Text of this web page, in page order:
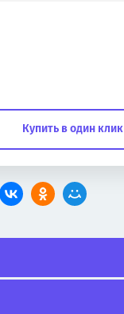
Купить в один клик